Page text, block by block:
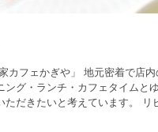
フェかぎや」 地元密着で店内
ング・ランチ・カフェタイムと
ただきたいと考えています。 リ